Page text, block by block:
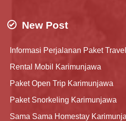
New Post
Informasi Perjalanan Paket
Rental Mobil Karimunjawa
Paket Open Trip Karimunjawa
Paket Snorkeling Karimunjawa
Sama Sama Homestay